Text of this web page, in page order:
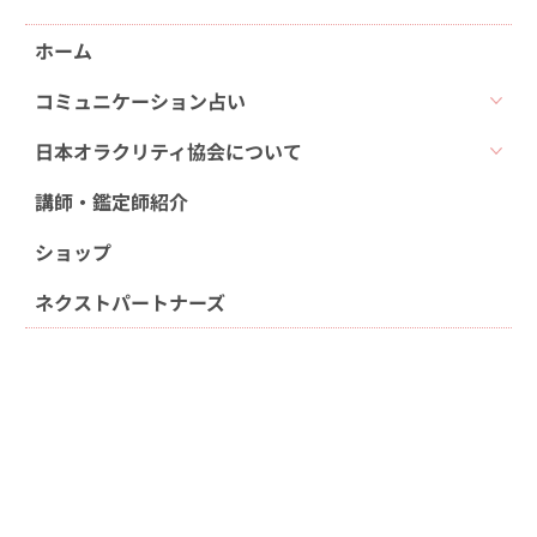
ホーム
コミュニケーション占い
日本オラクリティ協会について
講師・鑑定師紹介
ショップ
ネクストパートナーズ